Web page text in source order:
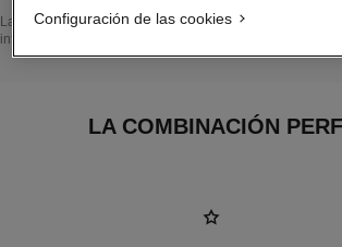
Volver al título↩
La sección EN EL CORAZÓN DEL PRODUCTO se ha
información recopilada y validada en octubre 2023.
LA COMBINACIÓN
Configuración de las cookies